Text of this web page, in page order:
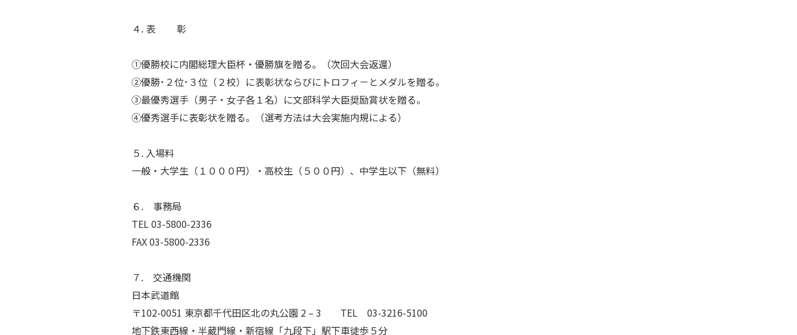
４. 表 彰
①優勝校に内閣総理大臣杯・優勝旗を贈る。（次回大会返還）
②優勝･２位･３位（２校）に表彰状ならびにトロフィ－とメダルを贈る。
③最優秀選手（男子・女子各１名）に文部科学大臣奨励賞状を贈る。
④優秀選手に表彰状を贈る。（選考方法は大会実施内規による）
５. 入場料
一般・大学生（１０００円）・高校生（５００円）、中学生以下（無料）
６. 事務局
TEL 03-5800-2336
FAX 03-5800-2336
７. 交通機関
日本武道館
〒102-0051 東京都千代田区北の丸公園 2 – 3 TEL 03-3216-5100
地下鉄東西線・半蔵門線・新宿線「九段下」駅下車徒歩５分